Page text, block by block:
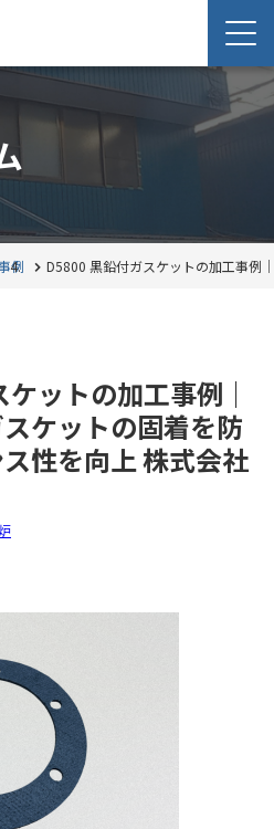
例 D5800 黒鉛付ガスケットの加工事例
ットの加工事例｜
ケットの固着を防
性を向上 株式会社